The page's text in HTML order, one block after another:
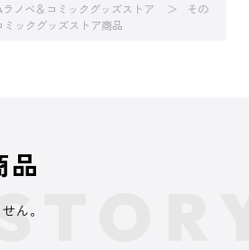
ラノベ＆コミックグッズストア
その
ックグッズストア商品
品
ん。